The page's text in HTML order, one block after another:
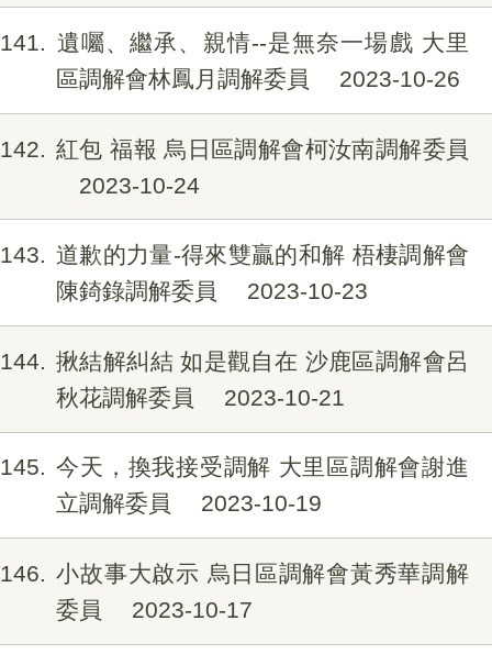
141
遺囑、繼承、親情--是無奈一場戲 大里
區調解會林鳳月調解委員
2023-10-26
142
紅包 福報 烏日區調解會柯汝南調解委員
2023-10-24
143
道歉的力量-得來雙贏的和解 梧棲調解會
陳錡錄調解委員
2023-10-23
144
揪結解糾結 如是觀自在 沙鹿區調解會呂
秋花調解委員
2023-10-21
145
今天，換我接受調解 大里區調解會謝進
立調解委員
2023-10-19
146
小故事大啟示 烏日區調解會黃秀華調解
委員
2023-10-17